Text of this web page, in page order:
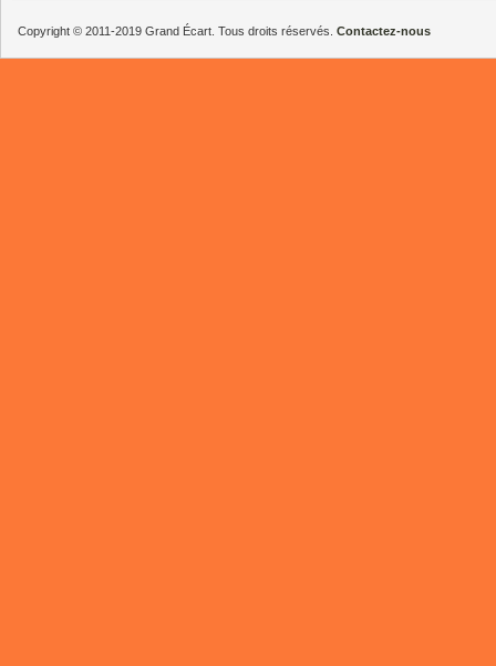
Copyright © 2011-2019 Grand Écart. Tous droits réservés. Contactez-nous